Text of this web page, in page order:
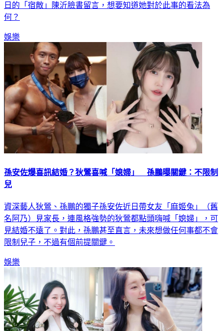
日的「宿敵」陳沂臉書留言，想要知道她對於此事的看法為
何？
娛樂
孫安佐爆喜訊結婚？狄鶯喜喊「媳婦」 孫鵬曝關鍵：不限制
兒
資深藝人狄鶯、孫鵬的獨子孫安佐近日帶女友「麻姬兔」（舊
名阿乃）見家長，連風格強勢的狄鶯都點頭嗨喊「媳婦」，可
見結婚不遠了。對此，孫鵬甚至直言，未來想做任何事都不會
限制兒子，不過有個前提關鍵。
娛樂